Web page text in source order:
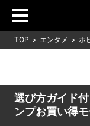
TOP エンタメ ホ
選び方ガイド
ンプお買い得